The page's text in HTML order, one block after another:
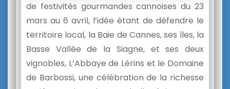
de festivités gourmandes cannoises du 23
mars au 6 avril, l’idée étant de défendre le
territoire local, la Baie de Cannes, ses îles, la
Basse Vallée de la Siagne, et ses deux
vignobles, L’Abbaye de Lérins et le Domaine
de Barbossi, une célébration de la richesse